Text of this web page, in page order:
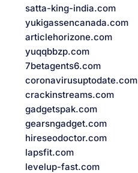
satta-king-india.com
yukigassencanada.com
articlehorizone.com
yuqqbbzp.com
7betagents6.com
coronavirusuptodate.com
crackinstreams.com
gadgetspak.com
gearsngadget.com
hireseodoctor.com
lapsfit.com
levelup-fast.com